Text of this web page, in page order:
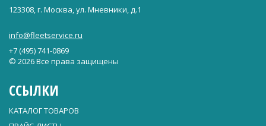
123308, г. Москва, ул. Мневники, д.1
info@fleetservice.ru
+7 (495) 741-0869
© 2026 Все права защищены
ССЫЛКИ
КАТАЛОГ ТОВАРОВ